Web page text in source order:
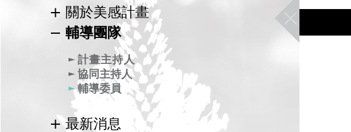
關於美感計畫
美感教育
校園美感環境再造計畫
關於專案辦公室
輔導團隊
計畫主持人
協同主持人
王曉玲
輔導委員
王文安 孫華翔 陳信甫
郭瓊瑩 黃舒楣
最新消息